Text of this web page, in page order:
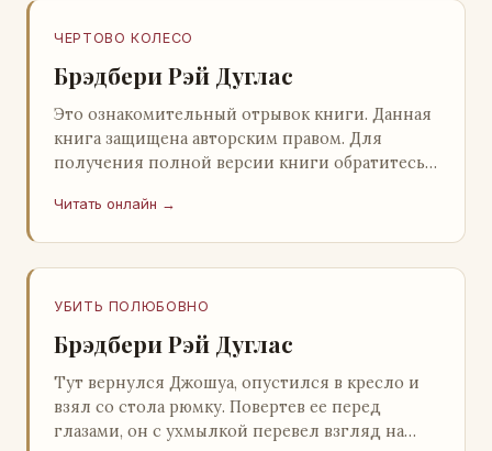
ЧЕРТОВО КОЛЕСО
Брэдбери Рэй Дуглас
Это ознакомительный отрывок книги. Данная
книга защищена авторским правом. Для
получения полной версии книги обратитесь к
легального ко…
Читать онлайн →
УБИТЬ ПОЛЮБОВНО
Брэдбери Рэй Дуглас
Тут вернулся Джошуа, опустился в кресло и
взял со стола рюмку. Повертев ее перед
глазами, он с ухмылкой перевел взгляд на